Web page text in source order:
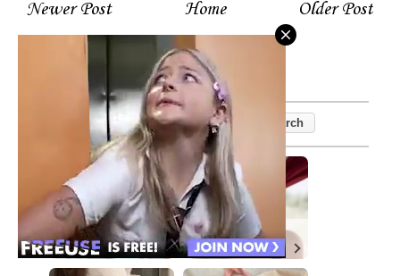
Newer Post Older Post
Home
Columbus
DATING
Columbus
DATING